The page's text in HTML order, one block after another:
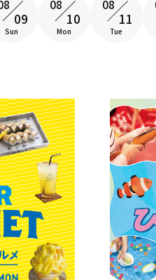
09
Sun
08
10
Mon
08
11
Tue